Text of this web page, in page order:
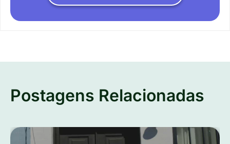
Postagens Relacionadas